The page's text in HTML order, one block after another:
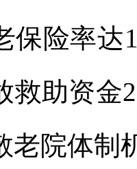
保险率达
救助资金
老院体制